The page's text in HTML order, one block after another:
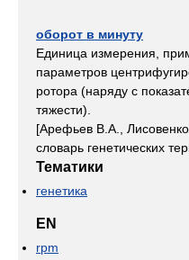
оборот в минуту
Единица измерения,
параметров
ротора (наряду с
тяжести).
[Арефьев В.А.,
словарь генетических
Тематики
генетика
EN
rpm